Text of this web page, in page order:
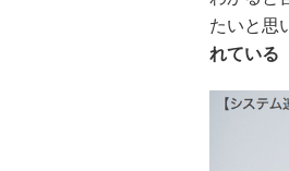
たいと思
れている